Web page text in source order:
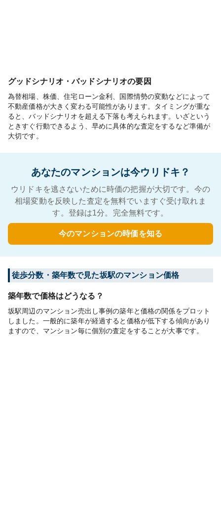
グッドシナリオ・バッドシナリオの要因
為替相場、株価、住宅ローン金利、国際情勢の変動などによって
不動産価格が大きく変わる可能性があります。タイミングが重な
ると、バッドシナリオを超える下落も考えられます。いざという
ときすぐ行動できるよう、早めに具体的な査定をするなど準備が
大切です。
あなたのマンションは今ウリドキ？
ウリドキを逃さないために時価の把握が大切です。今の
相場変動を反映した査定を無料でいますぐ受け取れま
す。登録は1分。完全無料です。
今のマンションの時価を知る
徒歩分数・築年数で見た坂駅のマンション価格
築年数で価格はどうなる？
坂駅周辺のマンション売出し事例の築年と価格の関係をプロット
しました。一般的に築年が経過すると価格が低下する傾向があり
ますので、マンション毎に個別の査定をすることが大事です。